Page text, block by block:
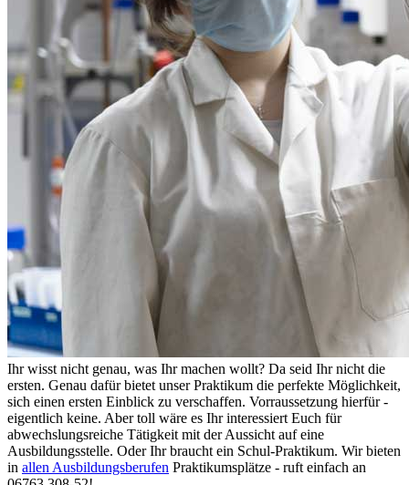
Ihr wisst nicht genau, was Ihr machen wollt? Da seid Ihr nicht die
ersten. Genau dafür bietet unser Praktikum die perfekte Möglichkeit,
sich einen ersten Einblick zu verschaffen. Vorraussetzung hierfür -
eigentlich keine. Aber toll wäre es Ihr interessiert Euch für
abwechslungsreiche Tätigkeit mit der Aussicht auf eine
Ausbildungsstelle. Oder Ihr braucht ein Schul-Praktikum. Wir bieten
in allen Ausbildungsberufen Praktikumsplätze - ruft einfach an